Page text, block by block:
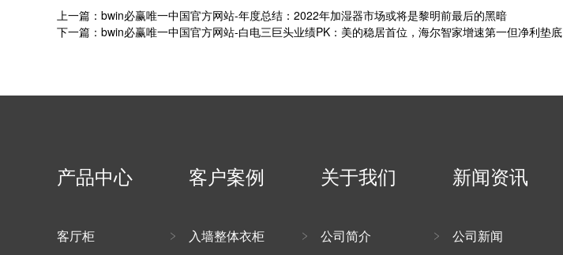
上一篇：bwin必赢唯一中国官方网站-年度总结：2022年加湿器市场或将是黎明前最后的黑暗
下一篇：bwin必赢唯一中国官方网站-白电三巨头业绩PK：美的稳居首位，海尔智家增速第一但净利垫底
产品中心
客厅柜
客户案例
入墙整体衣柜
关于我们
公司简介
新闻资讯
公司新闻